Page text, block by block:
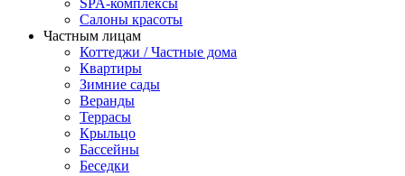
SPA-комплексы
Салоны красоты
Частным лицам
Коттеджи / Частные дома
Квартиры
Зимние сады
Веранды
Террасы
Крыльцо
Бассейны
Беседки